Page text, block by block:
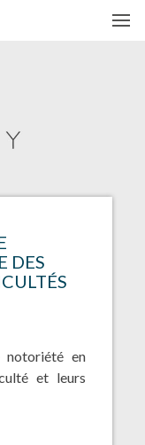
DES
notoriété en
et leurs